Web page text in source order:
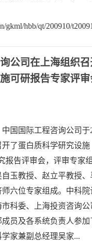
gkml/hbb/qt/200910/
公司在上海组织
可研报告专家评审
国国际工程咨询公司于
了蛋白质科学研究设施
报告评审会，评审专家
玉教授、赵立平教授
六位专家组成。中科院
市科委、上海投资咨询
员及各系统负责人参
家兼副总经理吴家...